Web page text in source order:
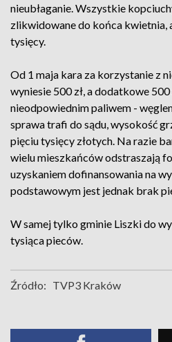
nieubłaganie. Wszystkie
zlikwidowane do końca kwietnia,
tysięcy.
Od 1 maja kara za korzystanie z
wyniesie 500 zł, a dodatkowe 500
nieodpowiednim paliwem -
sprawa trafi do sądu, wysokość
pięciu tysięcy złotych. Na razie
wielu mieszkańców odstraszają
uzyskaniem dofinansowania na
podstawowym jest jednak brak
W samej tylko gminie Liszki do
tysiąca pieców.
Źródło: TVP3 Kraków